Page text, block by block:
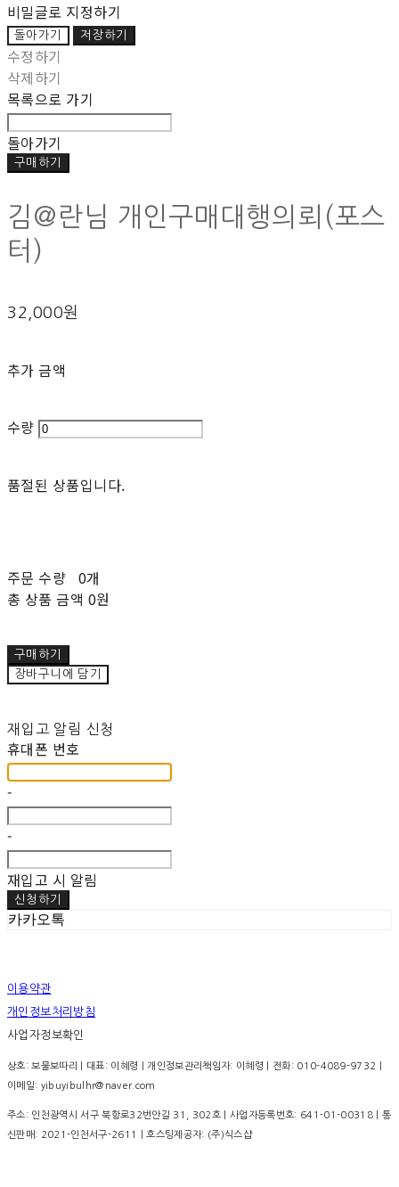
비밀글로 지정하기
돌아가기 저장하기
수정하기
삭제하기
목록으로 가기
돌아가기
구매하기
김@란님 개인구매대행의뢰(포스
터)
32,000원
추가 금액
수량
품절된 상품입니다.
주문 수량 0개
총 상품 금액 0원
구매하기
장바구니에 담기
재입고 알림 신청
휴대폰 번호
-
-
재입고 시 알림
신청하기
카카오톡
이용약관
개인정보처리방침
사업자정보확인
상호: 보물보따리 | 대표: 이혜령 | 개인정보관리책임자: 이혜령 | 전화: 010-4089-9732 |
이메일: yibuyibulhr@naver.com
주소: 인천광역시 서구 북항로32번안길 31, 302호 | 사업자등록번호: 641-01-00318| 통
신판매: 2021-인천서구-2611 | 호스팅제공자: (주)식스샵